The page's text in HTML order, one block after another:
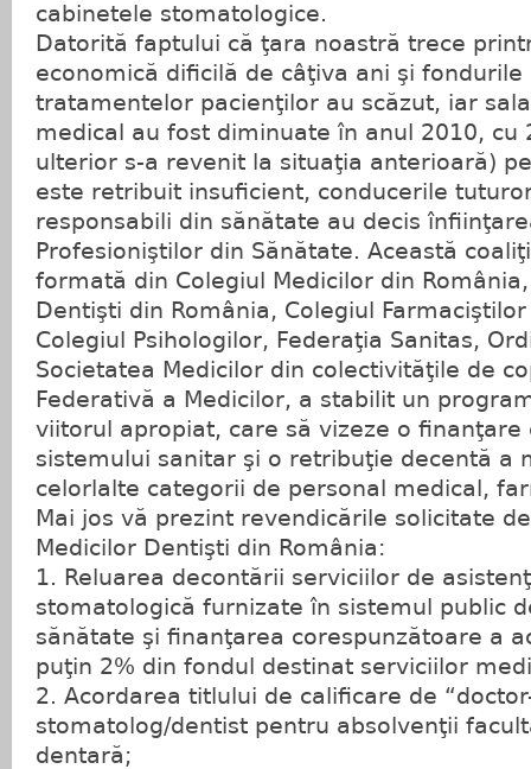
cabinetele stomatologice.
Datorită faptului că ţara noastră trece
economică dificilă de câţiva ani şi fondurile
tratamentelor pacienţilor au scăzut, iar
medical au fost diminuate în anul 2010, cu
ulterior s-a revenit la situaţia anterioară)
este retribuit insuficient, conducerile
responsabili din sănătate au decis
Profesioniştilor din Sănătate. Această
formată din Colegiul Medicilor din
Dentişti din România, Colegiul
Colegiul Psihologilor, Federaţia Sanitas,
Societatea Medicilor din colectivităţile de
Federativă a Medicilor, a stabilit un
viitorul apropiat, care să vizeze o finanţare
sistemului sanitar şi o retribuţie decentă a
celorlalte categorii de personal medical,
Mai jos vă prezint revendicările solicitate
Medicilor Dentişti din România:
1. Reluarea decontării serviciilor de
stomatologică furnizate în sistemul public
sănătate şi finanţarea corespunzătoare a
puţin 2% din fondul destinat serviciilor
2. Acordarea titlului de calificare de
stomatolog/dentist pentru absolvenţii
dentară;